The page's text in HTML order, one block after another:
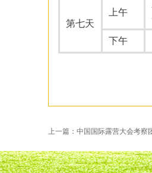
第七天
上午
下午
上一篇：中国国际露营大会考察